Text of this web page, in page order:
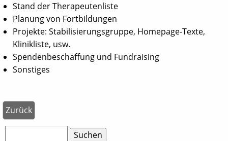
Stand der Therapeutenliste
Planung von Fortbildungen
Projekte: Stabilisierungsgruppe, Homepage-Texte,
Klinikliste, usw.
Spendenbeschaffung und Fundraising
Sonstiges
Zurück
Suchen